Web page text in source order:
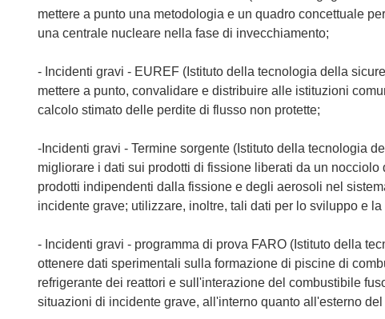
mettere a punto una metodologia e un quadro concettuale
una centrale nucleare nella fase di invecchiamento;
- Incidenti gravi - EUREF (Istituto della tecnologia della
mettere a punto, convalidare e distribuire alle istituzioni
calcolo stimato delle perdite di flusso non protette;
-Incidenti gravi - Termine sorgente (Istituto della tecnologia
migliorare i dati sui prodotti di fissione liberati da un
prodotti indipendenti dalla fissione e degli aerosoli nel
incidente grave; utilizzare, inoltre, tali dati per lo sviluppo e
- Incidenti gravi - programma di prova FARO (Istituto della
ottenere dati sperimentali sulla formazione di piscine di
refrigerante dei reattori e sull'interazione del combustibile
situazioni di incidente grave, all'interno quanto all'esterno del